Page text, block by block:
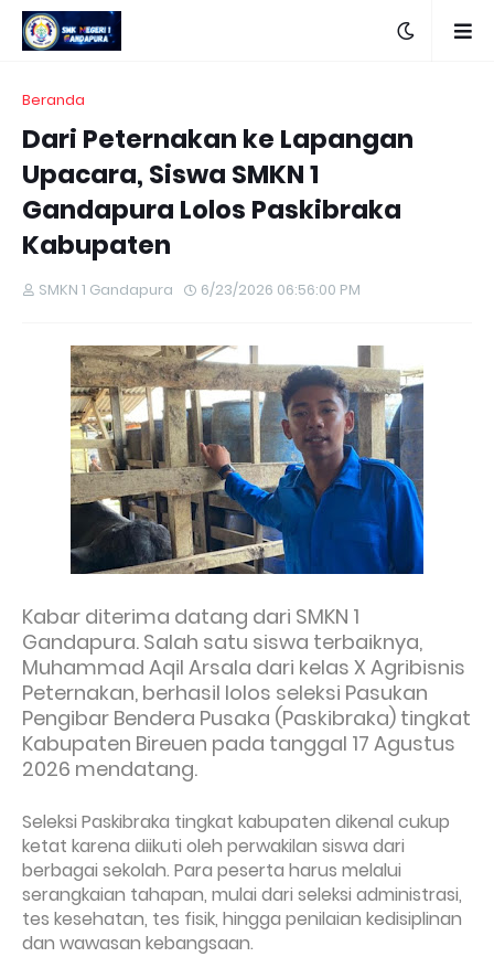
Beranda
Dari Peternakan ke Lapangan
Upacara, Siswa SMKN 1
Gandapura Lolos Paskibraka
Kabupaten
SMKN 1 Gandapura 6/23/2026 06:56:00 PM
Kabar diterima datang dari SMKN 1
Gandapura. Salah satu siswa terbaiknya,
Muhammad Aqil Arsala dari kelas X Agribisnis
Peternakan, berhasil lolos seleksi Pasukan
Pengibar Bendera Pusaka (Paskibraka) tingkat
Kabupaten Bireuen pada tanggal 17 Agustus
2026 mendatang.
Seleksi Paskibraka tingkat kabupaten dikenal cukup
ketat karena diikuti oleh perwakilan siswa dari
berbagai sekolah. Para peserta harus melalui
serangkaian tahapan, mulai dari seleksi administrasi,
tes kesehatan, tes fisik, hingga penilaian kedisiplinan
dan wawasan kebangsaan.